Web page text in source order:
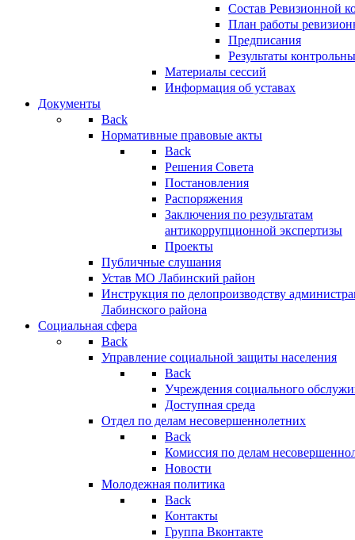
Состав Ревизионной
План работы
Предписания
Результаты
Материалы сессий
Информация об уставах
Документы
Back
Нормативные правовые акты
Back
Решения Совета
Постановления
Распоряжения
Заключения по результатам
антикоррупционной экспертизы
Проекты
Публичные слушания
Устав МО Лабинский район
Инструкция по делопроизводству
Лабинского района
Социальная сфера
Back
Управление социальной защиты населения
Back
Учреждения социального
Доступная среда
Отдел по делам несовершеннолетних
Back
Комиссия по делам
Новости
Молодежная политика
Back
Контакты
Группа Вконтакте